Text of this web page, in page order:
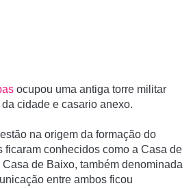
ocupou uma antiga torre militar
cidade e casario anexo.
na origem da formação do
ficaram conhecidos como a Casa de
de Baixo, também denominada
entre ambos ficou